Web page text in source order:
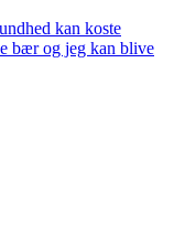
kan koste
bær og jeg kan blive